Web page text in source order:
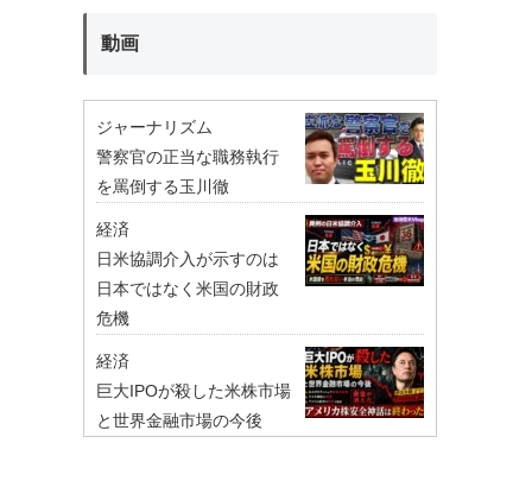
動画
ジャーナリズム
警察官の正当な職務執行
を罵倒する玉川徹
経済
日米協調介入が示すのは
日本ではなく米国の財政
危機
経済
巨大IPOが殺した米株市場
と世界金融市場の今後